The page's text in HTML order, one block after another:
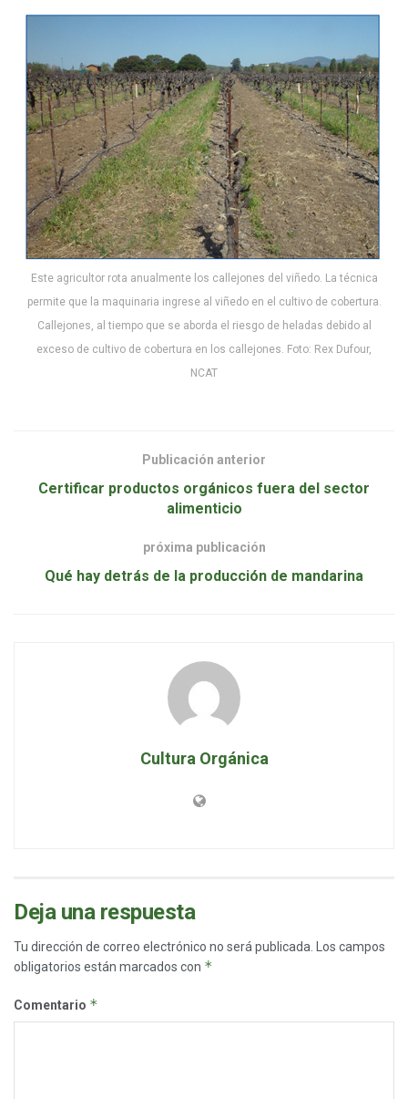
Este agricultor rota anualmente los callejones del viñedo. La técnica
permite que la maquinaria ingrese al viñedo en el cultivo de cobertura.
Callejones, al tiempo que se aborda el riesgo de heladas debido al
exceso de cultivo de cobertura en los callejones. Foto: Rex Dufour,
NCAT
Publicación anterior
Certificar productos orgánicos fuera del sector
alimenticio
próxima publicación
Qué hay detrás de la producción de mandarina
Cultura Orgánica
Deja una respuesta
Tu dirección de correo electrónico no será publicada. Los campos
obligatorios están marcados con *
Comentario *